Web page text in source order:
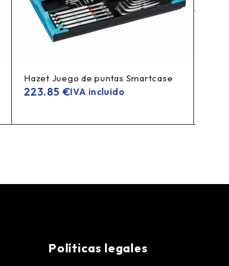
Hazet Juego de puntas Smartcase
223.85 €IVA incluido
Políticas legales